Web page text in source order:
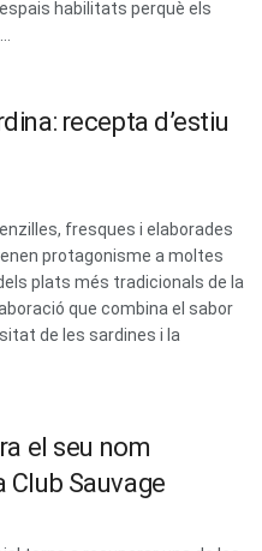
habilitats perquè els
recepta d’estiu
fresques i elaborades
protagonisme a moltes
plats més tradicionals de la
que combina el sabor
de les sardines i la
el seu nom
Club Sauvage